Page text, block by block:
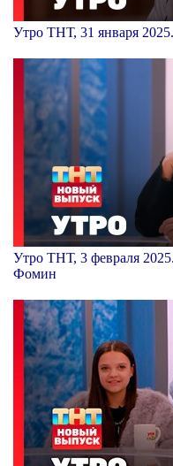
Утро ТНТ, 31 января
Утро ТНТ, 3 февраля
Фомин